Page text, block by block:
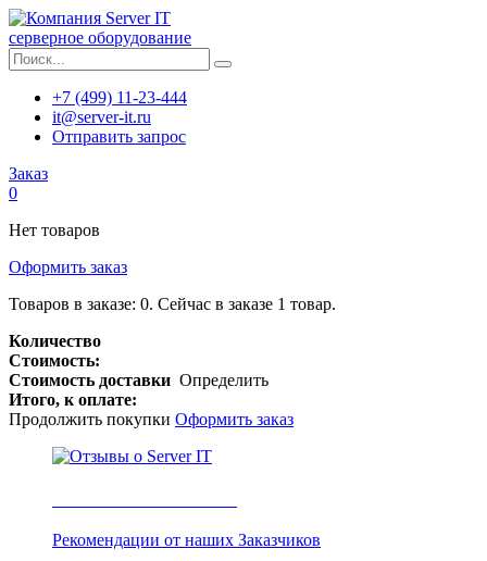
серверное оборудование
+7 (499) 11-23-444
it@server-it.ru
Отправить запрос
Заказ
0
Нет товаров
Оформить заказ
Товаров в заказе: 0. Сейчас в заказе 1 товар.
Количество
Стоимость:
Стоимость доставки Определить
Итого, к оплате:
Продолжить покупки Оформить заказ
Рекомендации от наших Заказчиков